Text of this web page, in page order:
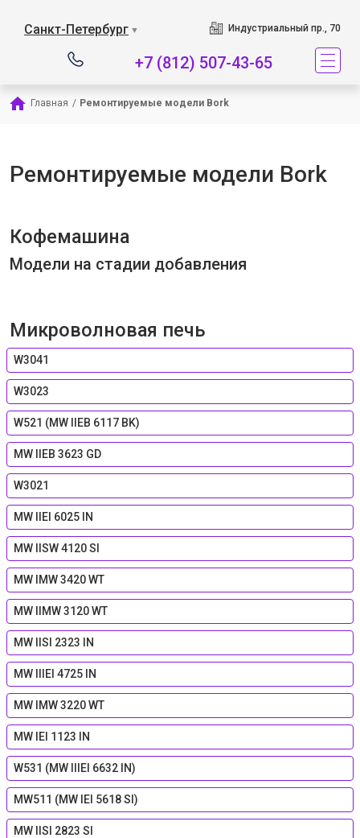
Санкт-Петербург ▼ Индустриальный пр., 70
+7 (812) 507-43-65
Главная / Ремонтируемые модели Bork
Ремонтируемые модели Bork
Кофемашина
Модели на стадии добавления
Микроволновая печь
W3041
W3023
W521 (MW IIEB 6117 BK)
MW IIEB 3623 GD
W3021
MW IIEI 6025 IN
MW IISW 4120 SI
MW IMW 3420 WT
MW IIMW 3120 WT
MW IISI 2323 IN
MW IIIEI 4725 IN
MW IMW 3220 WT
MW IEI 1123 IN
W531 (MW IIIEI 6632 IN)
MW511 (MW IEI 5618 SI)
MW IISI 2823 SI